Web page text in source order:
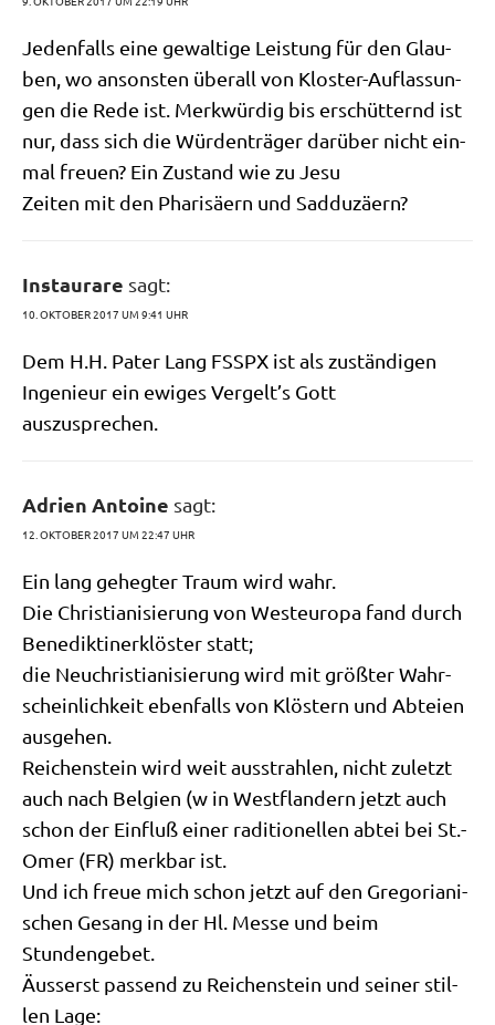
Jeden­falls eine gewal­ti­ge Lei­stung für den Glau­
ben, wo anson­sten über­all von Klo­ster-Auf­las­sun­
gen die Rede ist. Merk­wür­dig bis erschüt­ternd ist
nur, dass sich die Wür­den­trä­ger dar­über nicht ein­
mal freu­en? Ein Zustand wie zu Jesu
Zei­ten mit den Pha­ri­sä­ern und Sadduzäern?
Instaurare sagt:
10. OKTOBER 2017 UM 9:41 UHR
Dem H.H. Pater Lang FSSPX ist als zustän­di­gen
Inge­nieur ein ewi­ges Vergelt’s Gott
auszusprechen.
Adrien Antoine sagt:
12. OKTOBER 2017 UM 22:47 UHR
Ein lang geheg­ter Traum wird wahr.
Die Chri­stia­ni­sie­rung von West­eu­ro­pa fand durch
Bene­dik­ti­ner­klö­ster statt;
die Neu­ch­ri­stia­ni­sie­rung wird mit größ­ter Wahr­
schein­lich­keit eben­falls von Klö­stern und Abtei­en
ausgehen.
Rei­chen­stein wird weit aus­strah­len, nicht zuletzt
auch nach Bel­gi­en (w in West­flan­dern jetzt auch
schon der Ein­fluß einer radi­tio­nel­len abtei bei St.-
Omer (FR) merk­bar ist.
Und ich freue mich schon jetzt auf den Gre­go­ria­ni­
schen Gesang in der Hl. Mes­se und beim
Stundengebet.
Äusserst pas­send zu Rei­chen­stein und sei­ner stil­
len Lage: